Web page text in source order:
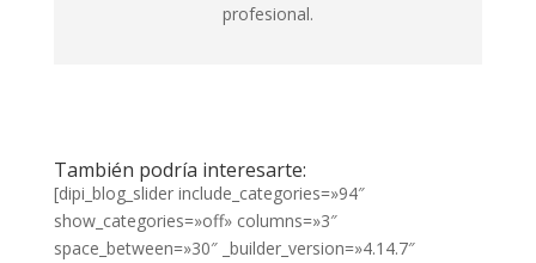
profesional.
También podría interesarte:
[dipi_blog_slider include_categories=»94″
show_categories=»off» columns=»3″
space_between=»30″ _builder_version=»4.14.7″